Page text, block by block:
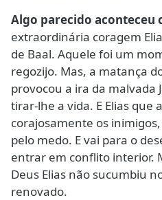
Algo parecido aconteceu
extraordinária coragem
de Baal. Aquele foi um
regozijo. Mas, a matança
provocou a ira da malvada
tirar-lhe a vida. E Elias
corajosamente os
pelo medo. E vai para o
entrar em conflito interior.
Deus Elias não sucumbiu
renovado.